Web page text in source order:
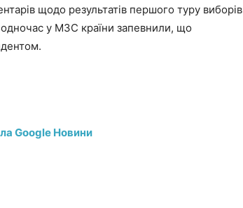
щодо результатів першого туру виборів
у МЗС країни запевнили, що
Google Новини